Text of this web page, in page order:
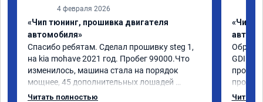
4 февраля 2026
«Чип тюнинг, прошивка двигателя
автомобиля»
Спасибо ребятам. Сделал прошивку steg 1,
на kia mohave 2021 год. Пробег 99000.Что
изменилось, машина стала на порядок
мощнее, 45 дополнительных лошадей
существенно чувствуется и соответственно
Читать полностью
«Чип
GDI.
Читать